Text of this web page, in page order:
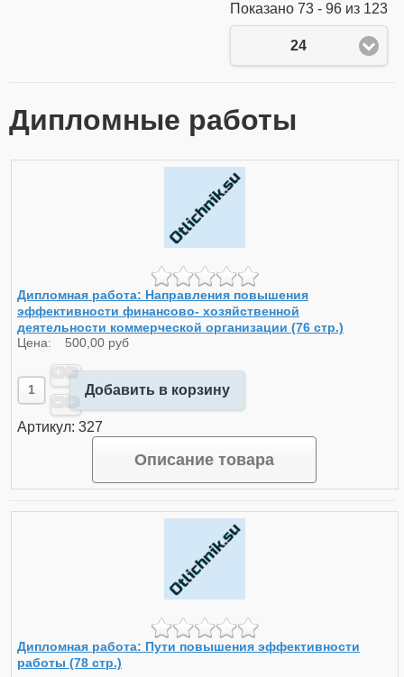
Показано 73 - 96 из 123
24
Дипломные работы
Дипломная работа: Направления повышения
эффективности финансово- хозяйственной
деятельности коммерческой организации (76 стр.)
Цена: 500,00 руб
Добавить в корзину
Артикул: 327
Описание товара
Дипломная работа: Пути повышения эффективности
работы (78 стр.)